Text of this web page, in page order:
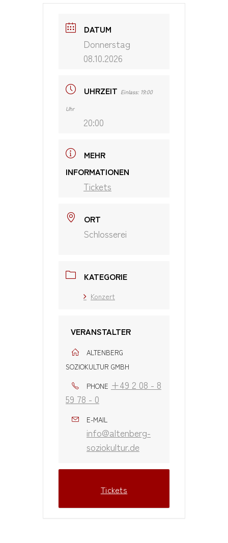
DATUM
Donnerstag
08.10.2026
UHRZEIT Einlass: 19:00
Uhr
20:00
MEHR
INFORMATIONEN
Tickets
ORT
Schlosserei
KATEGORIE
Konzert
VERANSTALTER
ALTENBERG
SOZIOKULTUR GMBH
PHONE +49 2 08 - 8
59 78 - 0
E-MAIL
info@altenberg-
soziokultur.de
Tickets